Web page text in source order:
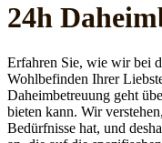
24h
Erfahren Sie, wie wir bei
Wohlbefinden Ihrer
Daheimbetreuung geht
bieten kann. Wir
Bedürfnisse hat, und